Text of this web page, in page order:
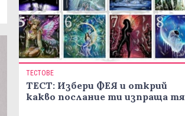
ТЕСТОВЕ
ТЕСТ: Избери ФЕЯ и открий
какво послание ти изпраща тя